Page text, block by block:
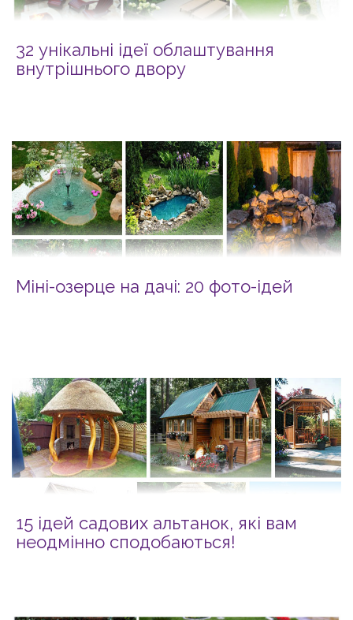
32 унікальні ідеї облаштування
внутрішнього двору
Міні-озерце на дачі: 20 фото-ідей
15 ідей садових альтанок, які вам
неодмінно сподобаються!